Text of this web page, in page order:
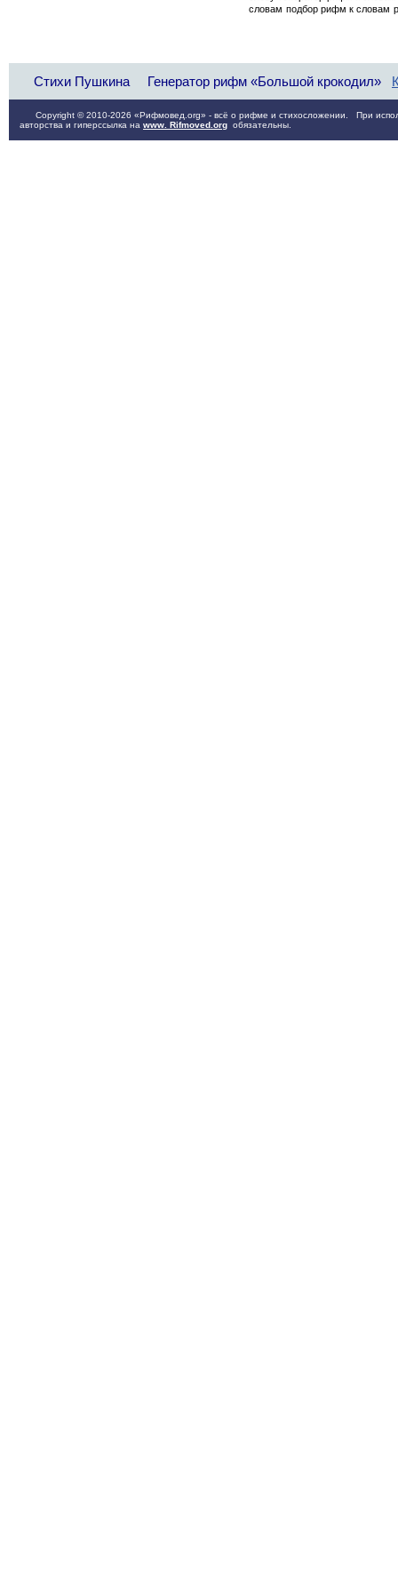
словам подбор рифм к словам
Стихи Пушкина Генератор рифм «Большой крокодил»
Copyright © 2010-2026 «Рифмовед.org» - всё о рифме и стихосложении. При
авторства и гиперссылка на www. Rifmoved.org обязательны.